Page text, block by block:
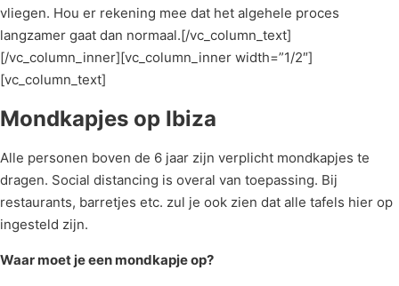
vliegen. Hou er rekening mee dat het algehele proces
langzamer gaat dan normaal.[/vc_column_text]
[/vc_column_inner][vc_column_inner width=”1/2″]
[vc_column_text]
Mondkapjes op Ibiza
Alle personen boven de 6 jaar zijn verplicht mondkapjes te
dragen. Social distancing is overal van toepassing. Bij
restaurants, barretjes etc. zul je ook zien dat alle tafels hier op
ingesteld zijn.
Waar moet je een mondkapje op?